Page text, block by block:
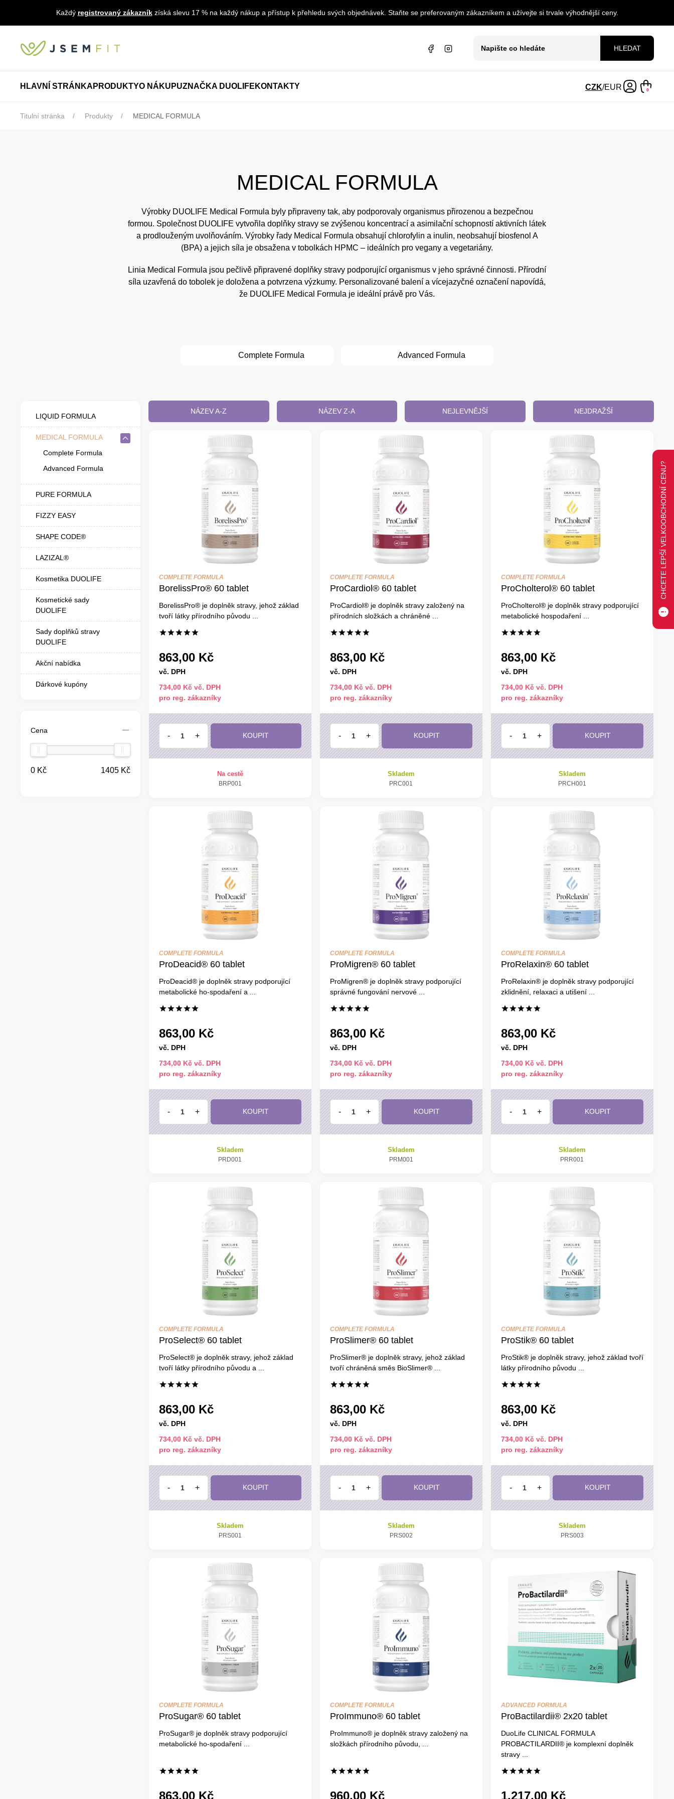
Každý registrovaný zákazníkzíská slevu 17 % na každý nákup a přístup k přehledu svých objednávek. Staňte se preferovaným zákazníkem a užívejte si trvale výhodnější ceny.
HLEDAT
HLAVNÍ STRÁNKA PRODUKTYO NÁKUPUZNAČKA DUOLIFE KONTAKTY CZK/EUR 0
Titulní stránka Produkty MEDICAL FORMULA
MEDICAL FORMULA
Výrobky DUOLIFE Medical Formula byly připraveny tak, aby podporovaly organismus přirozenou a bezpečnou
formou. Společnost DUOLIFE vytvořila doplňky stravy se zvýšenou koncentrací a asimilační schopností aktivních látek
a prodlouženým uvolňováním. Výrobky řady Medical Formula obsahují chlorofylin a inulin, neobsahují biosfenol A
(BPA) a jejich síla je obsažena v tobolkách HPMC – ideálních pro vegany a vegetariány.
Linia Medical Formula jsou pečlivě připravené doplňky stravy podporující organismus v jeho správné činnosti. Přírodní
síla uzavřená do tobolek je doložena a potvrzena výzkumy. Personalizované balení a vícejazyčné označení napovídá,
že DUOLIFE Medical Formula je ideální právě pro Vás.
Complete Formula Advanced Formula
LIQUID FORMULA
MEDICAL FORMULA
Complete Formula
Advanced Formula
PURE FORMULA
FIZZY EASY
SHAPE CODE®
LAZIZAL®
Kosmetika DUOLIFE
Kosmetické sady
DUOLIFE
Sady doplňků stravy
DUOLIFE
Akční nabídka
Dárkové kupóny
Cena
0 Kč 1405 Kč
NÁZEV A-Z NÁZEV Z-A NEJLEVNĚJŠÍ NEJDRAŽŠÍ
COMPLETE FORMULA
BorelissPro® 60 tablet
BorelissPro® je doplněk stravy, jehož základ
tvoří látky přírodního původu ...
863,00 Kč
vč. DPH
734,00 Kč vč. DPH
pro reg. zákazníky
- + KOUPIT
Na cestě
BRP001
COMPLETE FORMULA
ProCardiol® 60 tablet
ProCardiol® je doplněk stravy založený na
přírodních složkách a chráněné ...
863,00 Kč
vč. DPH
734,00 Kč vč. DPH
pro reg. zákazníky
- + KOUPIT
Skladem
PRC001
COMPLETE FORMULA
ProCholterol® 60 tablet
ProCholterol® je doplněk stravy podporující
metabolické hospodaření ...
863,00 Kč
vč. DPH
734,00 Kč vč. DPH
pro reg. zákazníky
- + KOUPIT
Skladem
PRCH001
COMPLETE FORMULA
ProDeacid® 60 tablet
ProDeacid® je doplněk stravy podporující
metabolické ho-spodaření a ...
863,00 Kč
vč. DPH
734,00 Kč vč. DPH
pro reg. zákazníky
- + KOUPIT
Skladem
PRD001
COMPLETE FORMULA
ProMigren® 60 tablet
ProMigren® je doplněk stravy podporující
správné fungování nervové ...
863,00 Kč
vč. DPH
734,00 Kč vč. DPH
pro reg. zákazníky
- + KOUPIT
Skladem
PRM001
COMPLETE FORMULA
ProRelaxin® 60 tablet
ProRelaxin® je doplněk stravy podporující
zklidnění, relaxaci a utišení ...
863,00 Kč
vč. DPH
734,00 Kč vč. DPH
pro reg. zákazníky
- + KOUPIT
Skladem
PRR001
COMPLETE FORMULA
ProSelect® 60 tablet
ProSelect® je doplněk stravy, jehož základ
tvoří látky přírodního původu a ...
863,00 Kč
vč. DPH
734,00 Kč vč. DPH
pro reg. zákazníky
- + KOUPIT
Skladem
PRS001
COMPLETE FORMULA
ProSlimer® 60 tablet
ProSlimer® je doplněk stravy, jehož základ
tvoří chráněná směs BioSlimer® ...
863,00 Kč
vč. DPH
734,00 Kč vč. DPH
pro reg. zákazníky
- + KOUPIT
Skladem
PRS002
COMPLETE FORMULA
ProStik® 60 tablet
ProStik® je doplněk stravy, jehož základ tvoří
látky přírodního původu ...
863,00 Kč
vč. DPH
734,00 Kč vč. DPH
pro reg. zákazníky
- + KOUPIT
Skladem
PRS003
COMPLETE FORMULA
ProSugar® 60 tablet
ProSugar® je doplněk stravy podporující
metabolické ho-spodaření ...
863,00 Kč
COMPLETE FORMULA
ProImmuno® 60 tablet
ProImmuno® je doplněk stravy založený na
složkách přírodního původu, ...
960,00 Kč
ADVANCED FORMULA
ProBactilardii® 2x20 tablet
DuoLife CLINICAL FORMULA
PROBACTILARDII® je komplexní doplněk
stravy ...
1.217,00 Kč
CHCETE LEPŠÍ VELKOOBCHODNÍ CENU?